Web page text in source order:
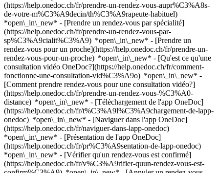
(https://help.onedoc.ch/fr/prendre-un-rendez-vous-aupr%C3%A8s-
de-votre-m%C3%A9decin/th%C3%A9rapeute-habituel)
*open\_in\_new* - [Prendre un rendez-vous par spécialité]
(https://help.onedoc.ch/fr/prendre-un-rendez-vous-par-
sp%C3%A9cialit%C3%A9) *open\_in\_new* - [Prendre un
rendez-vous pour un proche](https://help.onedoc.ch/fr/prendre-un-
rendez-vous-pour-un-proche) *open\_in\_new* - [Qu'est ce qu'une
consultation vidéo OneDoc?](https://help.onedoc.ch/fr/comment-
fonctionne-une-consultation-vid%C3%A9o) *open\_in\_new* -
[Comment prendre rendez-vous pour une consultation vidéo?]
(https://help.onedoc.ch/fr/prendre-un-rendez-vous-%C3%A0-
distance) *open\_in\_new* - [Téléchargement de l'app OneDoc]
(https://help.onedoc.ch/fr/t%C3%A9l%C3%A9chargement-de-lapp-
onedoc) *open\_in\_new* - [Naviguer dans l'app OneDoc]
(https://help.onedoc.ch/fr/naviguer-dans-lapp-onedoc)
*open\_in\_new* - [Présentation de l'app OneDoc]
(https://help.onedoc.ch/fr/pr%C3%A9sentation-de-lapp-onedoc)
*open\_in\_new* - [Vérifier qu'un rendez-vous est confirmé](https://help.onedoc.ch/fr/v%C3%A9rifier-quun-rendez-vous-est-confirm%C3%A9) *open\_in\_new* - [Annuler un rendez-vous pris en ligne sur OneDoc](https://help.onedoc.ch/fr/annuler-un-rendez-vous-pris-en-ligne-sur-onedoc) *open\_in\_new* - [Je ne reçois pas de confirmation de rendez-vous](https://help.onedoc.ch/fr/je-ne-re%C3%A7ois-pas-de-confirmation-de-rendez-vous) *open\_in\_new* [Voir tous nos articles *open\_in\_new*](https://help.onedoc.ch/fr/) close ## Modifier votre recherche ![Maison avec un signe plus annonçant qu’une consultation peut être effectuée sur place](https://www.onedoc.ch/assets/images/icons/on-site.svg) Sur place ![Caméra avec un symbole lecture annonçant qu’une consultation peut être effectuée à distance en vidéo](https://www.onedoc.ch/assets/images/icons/remote.svg) À distance Rechercher #### Spécialités #### Praticiens #### Établissements edit Examen de la vue à Zollikofen tune Filtrer par Nouveaux patients*keyboard\_arrow\_down* - Acceptés*check\_circle* Langue parlée*keyboard\_arrow\_down* - Allemand*check\_circle* - Anglais*check\_circle* - Espagnol*check\_circle* - Français*check\_circle* - Italien*check\_circle* - Persan*check\_circle* - Portugais*check\_circle* - Turc*check\_circle* Sexe*keyboard\_arrow\_down* - Femme*check\_circle* - Homme*check\_circle* Disponibilité*keyboard\_arrow\_down* - Disponible aujourdhui*check\_circle* - Dans les 3 prochains jours*check\_circle* - Dans les 7 prochains jours*check\_circle* - Dans les 14 prochains jours*check\_circle* # __Examen de la vue__ à __Zollikofen__: prenez rendez-vous en ligne aujourd'hui ## 3 résultats à Zollikofen [![Dr. Franziska Schwarz, ophtalmologue à Zollikofen](https://assets.onedoc.ch/images/users/f085de25ee44584f3f370fc7b0fce61fc5f17a32f00ddfad2c8c6e53247bc49d-small.jpg "Dr. Franziska Schwarz, ophtalmologue à Zollikofen")](https://www.onedoc.ch/fr/ophtalmologue/zollikofen/pctwh/dr-franziska-schwarz) ### [Dr. Franziska Schwarz](https://www.onedoc.ch/fr/ophtalmologue/zollikofen/pctwh/dr-franziska-schwarz) ![Badge indiquant un profil vérifié](https://www.onedoc.ch/assets/images/icons/checkmark.svg) [Ophtalmologue](https://www.onedoc.ch/fr/ophtalmologue/zollikofen) [Augenärzte Zollikofen Zentrum Ziegelei](https://www.onedoc.ch/fr/centre-medical/zollikofen/e723/augenarzte-zollikofen-zentrum-ziegelei) Märitgasse 1 3052 Zollikofen ![Icône patient avec un signe plus annonçant que le professionnel accepte de nouveaux patients](https://www.onedoc.ch/assets/images/icons/new-patients.svg)Accepte les nouveaux patients [Réserver un RDV](https://www.onedoc.ch/fr/ophtalmologue/zollikofen/pctwh/dr-franziska-schwarz) Expertises: Examen de la vue, [Dégénérescence Maculaire Liée à l'Âge | DMLA](https://www.onedoc.ch/fr/degenerescence-maculaire-liee-a-l-age-dmla/zollikofen), [Glaucome](https://www.onedoc.ch/fr/glaucome/zollikofen), [Cataracte](https://www.onedoc.ch/fr/cataracte/zollikofen), [Conjonctivite](https://www.onedoc.ch/fr/conjonctivite/zollikofen), [Chalazion](https://www.onedoc.ch/fr/chalazion/zollikofen), [Orgelet](https://www.onedoc.ch/fr/orgelet/zollikofen), [Sécheresse oculaire](https://www.onedoc.ch/fr/secheresse-oculaire/zollikofen), [Fond d'œil](https://www.onedoc.ch/fr/fond-d-%C5%93il/zollikofen)Voir plus *chevron\_left* lun. 03 août *chevron\_right* Voir plus de rendez-vous *error\_outline* Une erreur s'est produite lors du chargement des disponibilités [Réessayer](https://www.onedoc.ch) Expertises: Examen de la vue, [Dégénérescence Maculaire Liée à l'Âge | DMLA](https://www.onedoc.ch/fr/degenerescence-maculaire-liee-a-l-age-dmla/zollikofen), [Glaucome](https://www.onedoc.ch/fr/glaucome/zollikofen), [Cataracte](https://www.onedoc.ch/fr/cataracte/zollikofen), [Conjonctivite](https://www.onedoc.ch/fr/conjonctivite/zollikofen), [Chalazion](https://www.onedoc.ch/fr/chalazion/zollikofen), [Orgelet](https://www.onedoc.ch/fr/orgelet/zollikofen), [Sécheresse oculaire](https://www.onedoc.ch/fr/secheresse-oculaire/zollikofen), [Fond d'œil](https://www.onedoc.ch/fr/fond-d-%C5%93il/zollikofen)Voir plus [![M. Tjorge Maassen, ophtalmologue à Zollikofen](https://assets.onedoc.ch/images/users/174bf2f4c51598020d952fd9f4cefc8836384f408525f5c21663042452753dc9-small.jpg "M. Tjorge Maassen, ophtalmologue à Zollikofen")](https://www.onedoc.ch/fr/ophtalmologue/zollikofen/pc100/tjorge-maassen) ### [M. Tjorge Maassen](https://www.onedoc.ch/fr/ophtalmologue/zollikofen/pc100/tjorge-maassen) ![Badge indiquant un profil vérifié](https://www.onedoc.ch/assets/images/icons/checkmark.svg) [Ophtalmologue](https://www.onedoc.ch/fr/ophtalmologue/zollikofen) [Augenärzte Zollikofen Zentrum Ziegelei](https://www.onedoc.ch/fr/centre-medical/zollikofen/e723/augenarzte-zollikofen-zentrum-ziegelei) Märitgasse 1 3052 Zollikofen ![Icône patient avec un signe plus annonçant que le professionnel accepte de nouveaux patients](https://www.onedoc.ch/assets/images/icons/new-patients.svg)Accepte les nouveaux patients [Réserver un RDV](https://www.onedoc.ch/fr/ophtalmologue/zollikofen/pc100/tjorge-maassen) Expertises: Examen de la vue, [Cataracte](https://www.onedoc.ch/fr/cataracte/zollikofen), [Dégénérescence Maculaire Liée à l'Âge | DMLA](https://www.onedoc.ch/fr/degenerescence-maculaire-liee-a-l-age-dmla/zollikofen), [Glaucome](https://www.onedoc.ch/fr/glaucome/zollikofen), [Sécheresse oculaire](https://www.onedoc.ch/fr/secheresse-oculaire/zollikofen), [Chalazion](https://www.onedoc.ch/fr/chalazion/zollikofen), [Fond d'œil](https://www.onedoc.ch/fr/fond-d-%C5%93il/zollikofen), [Orgelet](https://www.onedoc.ch/fr/orgelet/zollikofen), [Conjonctivite](https://www.onedoc.ch/fr/conjonctivite/zollikofen)Voir plus *chevron\_left* lun. 03 août *chevron\_right* Voir plus de rendez-vous *error\_outline* Une erreur s'est produite lors du chargement des disponibilités [Réessayer](https://www.onedoc.ch) Expertises: Examen de la vue, [Cataracte](https://www.onedoc.ch/fr/cataracte/zollikofen), [Dégénérescence Maculaire Liée à l'Âge | DMLA](https://www.onedoc.ch/fr/degenerescence-maculaire-liee-a-l-age-dmla/zollikofen), [Glaucome](https://www.onedoc.ch/fr/glaucome/zollikofen), [Sécheresse oculaire](https://www.onedoc.ch/fr/secheresse-oculaire/zollikofen), [Chalazion](https://www.onedoc.ch/fr/chalazion/zollikofen), [Fond d'œil](https://www.onedoc.ch/fr/fond-d-%C5%93il/zollikofen), [Orgelet](https://www.onedoc.ch/fr/orgelet/zollikofen), [Conjonctivite](https://www.onedoc.ch/fr/conjonctivite/zollikofen)Voir plus [![Dr. med. Florian Seidensticker, ophtalmologue à Zollikofen](https://assets.onedoc.ch/images/users/2dc1a38cbb63dd6193a12c718e6540978919e8ff69a34f1848229b3adb42d6dc-small.jpg "Dr. med. Florian Seidensticker, ophtalmologue à Zollikofen")](https://www.onedoc.ch/fr/ophtalmologue/zollikofen/pcs0v/dr-med-florian-seidensticker) ### [Dr. med. Florian Seidensticker](https://www.onedoc.ch/fr/ophtalmologue/zollikofen/pcs0v/dr-med-florian-seidensticker) ![Badge indiquant un profil vérifié](https://www.onedoc.ch/assets/images/icons/checkmark.svg) [Ophtalmologue](https://www.onedoc.ch/fr/ophtalmologue/zollikofen) [Augenzentrum Zollikofen](https://www.onedoc.ch/fr/cabinet-medical/zollikofen/eba0z/augenzentrum-zollikofen) Wahlackerstrasse 5 3052 Zollikofen ![Icône patient avec un signe plus annonçant que le professionnel accepte de nouveaux patients](https://www.onedoc.ch/assets/images/icons/new-patients.svg)Accepte les nouveaux patients [Réserver un RDV](https://www.onedoc.ch/fr/ophtalmologue/zollikofen/pcs0v/dr-med-florian-seidensticker) Expertises: Examen de la vue, [Glaucome](https://www.onedoc.ch/fr/glaucome/zollikofen), [Cataracte](https://www.onedoc.ch/fr/cataracte/zollikofen), [Champ visuel](https://www.onedoc.ch/fr/champ-visuel/zollikofen), [Sécheresse oculaire](https://www.onedoc.ch/fr/secheresse-oculaire/zollikofen)Voir plus *chevron\_left* lun. 03 août *chevron\_right* Voir plus de rendez-vous *error\_outline* Une erreur s'est produite lors du chargement des disponibilités [Réessayer](https://www.onedoc.ch) Expertises: Examen de la vue, [Glaucome](https://www.onedoc.ch/fr/glaucome/zollikofen), [Cataracte](https://www.onedoc.ch/fr/cataracte/zollikofen), [Champ visuel](https://www.onedoc.ch/fr/champ-visuel/zollikofen), [Sécheresse oculaire](https://www.onedoc.ch/fr/secheresse-oculaire/zollikofen)Voir plus ## __Examen de la vue__: d'autres spécialistes sont réservables en ligne dans les environs de __Zollikofen__ [![Visilab Schönbühl - Shoppyland, magasin d'optique à Moosseedorf](https://assets.onedoc.ch/images/entities/dd8e7602e24440f9206d0a297c5042d789fd6596232692d1ab9c8854b244fe6e-small.png "Visilab Schönbühl - Shoppyland, magasin d'optique à Moosseedorf")](https://www.onedoc.ch/fr/magasin-d-optique/moosseedorf/ed6g/visilab-schonbuhl-shoppyland) ### [Visilab Schönbühl - Shoppyland](https://www.onedoc.ch/fr/magasin-d-optique/moosseedorf/ed6g/visilab-schonbuhl-shoppyland) ![Badge indiquant un profil vérifié](https://www.onedoc.ch/assets/images/icons/checkmark.svg) Magasin d'optique Industriestrasse 10 3321 Moosseedorf ![Icône patient avec un signe plus annonçant que le professionnel accepte de nouveaux patients](https://www.onedoc.ch/assets/images/icons/new-patients.svg)Accepte les nouveaux patients [Réserver un RDV](https://www.onedoc.ch/fr/magasin-d-optique/moosseedorf/ed6g/visilab-schonbuhl-shoppyland) *chevron\_left* lun. 03 août *chevron\_right* Voir plus de rendez-vous *error\_outline* Une erreur s'est produite lors du chargement des disponibilités [Réessayer](https://www.onedoc.ch) [![McOptic Bern-Ittigen, magasin d'optique à Ittigen](https://assets.onedoc.ch/images/entities/4f91823b317c91a48876d1d71c35f8b7f12c990af1c0c1fecde10cd7c8f7e987-small.png "McOptic Bern-Ittigen, magasin d'optique à Ittigen")](https://www.onedoc.ch/fr/magasin-d-optique/ittigen/e3d1/mcoptic-bern-ittigen) ### [McOptic Bern-Ittigen](https://www.onedoc.ch/fr/m